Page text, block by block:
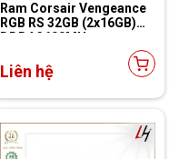
Ram Corsair Vengeance
RGB RS 32GB (2x16GB)
DDR4 3600MHz
(CMG32GX4M2D3600C18)
Liên hệ